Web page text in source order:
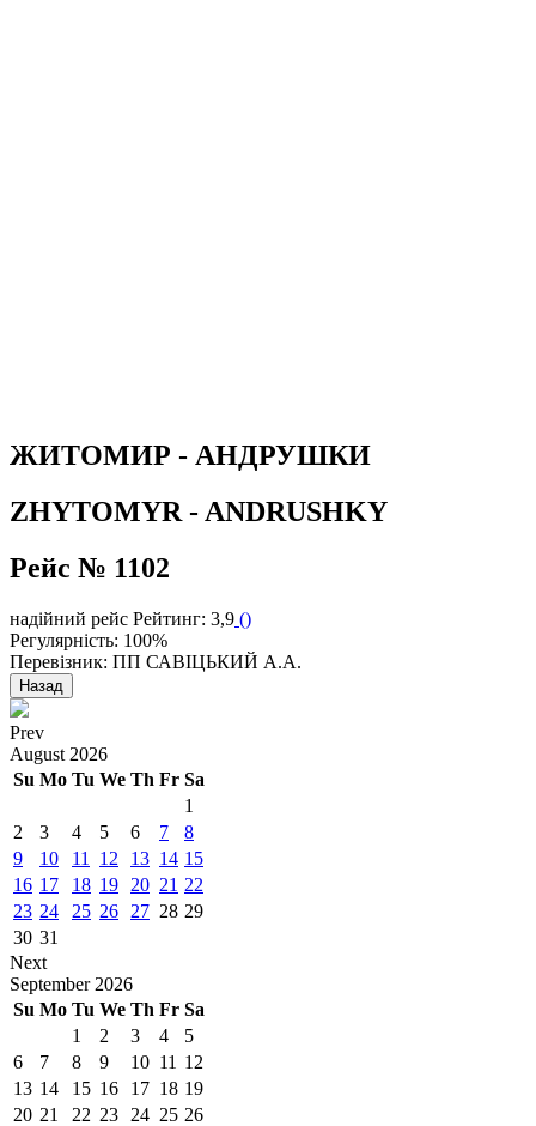
ЖИТОМИР - АНДРУШКИ
ZHYTOMYR - ANDRUSHKY
Рейс № 1102
надійний рейс Рейтинг: 3,9 ()
Регулярність: 100%
Перевізник: ПП САВIЦЬКИЙ А.А.
Назад
Prev
August 2026
Su Mo Tu We Th Fr Sa
1
2
3 4 5 6 7
8
9
10 11 12 13 14 15
16 17 18 19 20 21 22
23 24 25 26 27 28 29
30 31
Next
September 2026
Su Mo Tu We Th Fr Sa
1
2 3 4
5
6
7 8 9 10 11 12
13 14 15 16 17 18 19
20 21 22 23 24 25 26